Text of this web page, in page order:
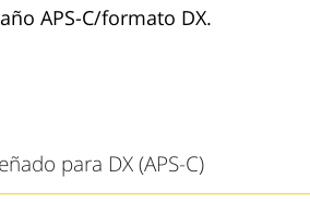
APS-C/formato DX.
para DX (APS-C)